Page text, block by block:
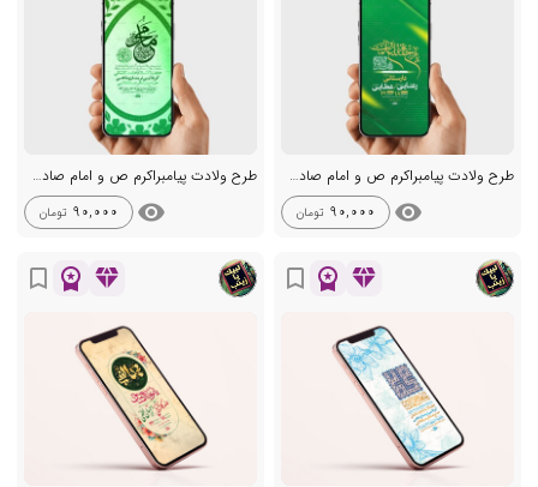
طرح ولادت پیامبراکرم ص و امام صادق ع
visibility
90,000 تومان
طرح ولادت پیامبراکرم ص و امام صادق ع
visibility
90,000 تومان
diamond
workspace_premium
bookmark_border
diamond
workspace_premium
bookmark_border